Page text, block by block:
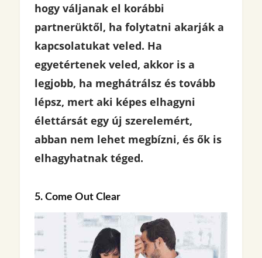
hogy váljanak el korábbi
partnerüktől, ha folytatni akarják a
kapcsolatukat veled. Ha
egyetértenek veled, akkor is a
legjobb, ha meghátrálsz és tovább
lépsz, mert aki képes elhagyni
élettársát egy új szerelemért,
abban nem lehet megbízni, és ők is
elhagyhatnak téged.
5. Come Out Clear